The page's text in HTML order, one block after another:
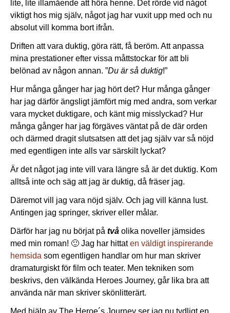
lite, lite illamående att höra henne. Det rörde vid något
viktigt hos mig själv, något jag har vuxit upp med och nu
absolut vill komma bort ifrån.
Driften att vara duktig, göra rätt, få beröm. Att anpassa
mina prestationer efter vissa måttstockar för att bli
belönad av någon annan. ”Du är så duktig!”
Hur många gånger har jag hört det? Hur många gånger
har jag därför ängsligt jämfört mig med andra, som verkar
vara mycket duktigare, och känt mig misslyckad? Hur
många gånger har jag förgäves väntat på de där orden
och därmed dragit slutsatsen att det jag själv var så nöjd
med egentligen inte alls var särskilt lyckat?
Är det något jag inte vill vara längre så är det duktig. Kom
alltså inte och säg att jag är duktig, då fräser jag.
Däremot vill jag vara nöjd själv. Och jag vill känna lust.
Antingen jag springer, skriver eller målar.
Därför har jag nu börjat på två olika noveller jämsides
med min roman! 🙂 Jag har hittaten väldigt inspirerande
hemsida som egentligen handlar om hur man skriver
dramaturgiskt för film och teater. Men tekniken som
beskrivs, den välkända Heroes Journey, går lika bra att
använda när man skriver skönlitterärt.